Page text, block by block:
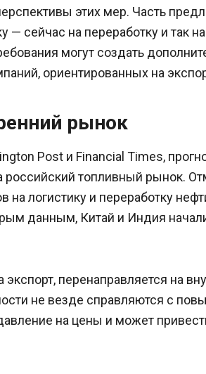
этих мер. Часть
сейчас на переработку и так
могут создать
ориентированных на
рынок
Post и Financial Times,
топливный рынок.
на логистику и переработку
данным, Китай и Индия
перенаправляется на
не везде справляются с
на цены и может